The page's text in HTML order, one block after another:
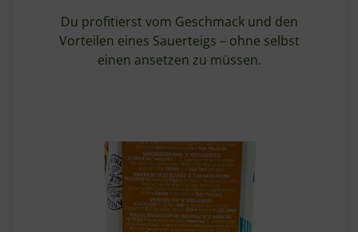
Du profitierst vom Geschmack und den
Vorteilen eines Sauerteigs – ohne selbst
einen ansetzen zu müssen.